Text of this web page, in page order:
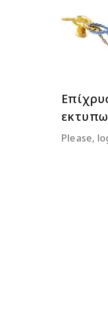
Please,